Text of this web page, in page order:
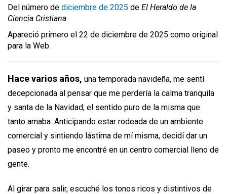
Del número de diciembre de 2025 de El Heraldo de la
Ciencia Cristiana
Apareció primero el 22 de diciembre de 2025 como original
para la Web.
Hace varios años, una temporada navideña, me sentí
decepcionada al pensar que me perdería la calma tranquila
y santa de la Navidad; el sentido puro de la misma que
tanto amaba. Anticipando estar rodeada de un ambiente
comercial y sintiendo lástima de mí misma, decidí dar un
paseo y pronto me encontré en un centro comercial lleno de
gente.
Al girar para salir, escuché los tonos ricos y distintivos de